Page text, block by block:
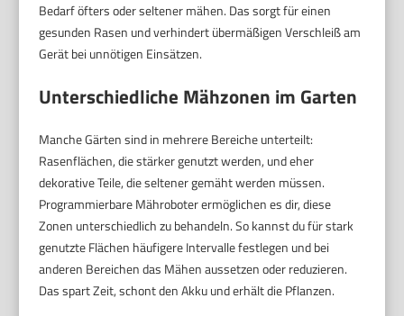
Bedarf öfters oder seltener mähen. Das sorgt für einen
gesunden Rasen und verhindert übermäßigen Verschleiß am
Gerät bei unnötigen Einsätzen.
Unterschiedliche Mähzonen im Garten
Manche Gärten sind in mehrere Bereiche unterteilt:
Rasenflächen, die stärker genutzt werden, und eher
dekorative Teile, die seltener gemäht werden müssen.
Programmierbare Mähroboter ermöglichen es dir, diese
Zonen unterschiedlich zu behandeln. So kannst du für stark
genutzte Flächen häufigere Intervalle festlegen und bei
anderen Bereichen das Mähen aussetzen oder reduzieren.
Das spart Zeit, schont den Akku und erhält die Pflanzen.